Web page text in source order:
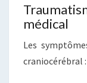
médical
Les
craniocérébral :